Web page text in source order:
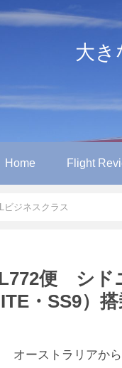
大
Home Flight
ビジネスクラス
便 シ
・SS9）
オーストラリアか